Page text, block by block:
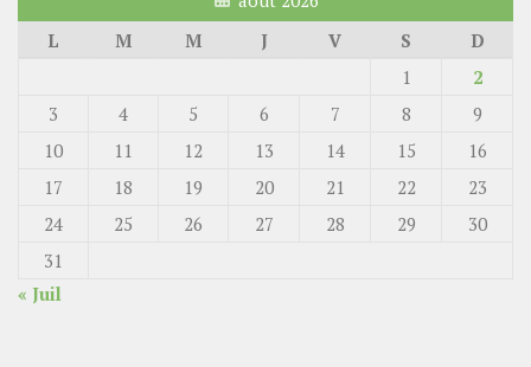
L
M M J V S
D
1
2
3
4 5 6 7 8
9
10
11 12 13 14 15
16
17
18 19 20 21 22
23
24
25 26 27 28 29
30
31
« Juil